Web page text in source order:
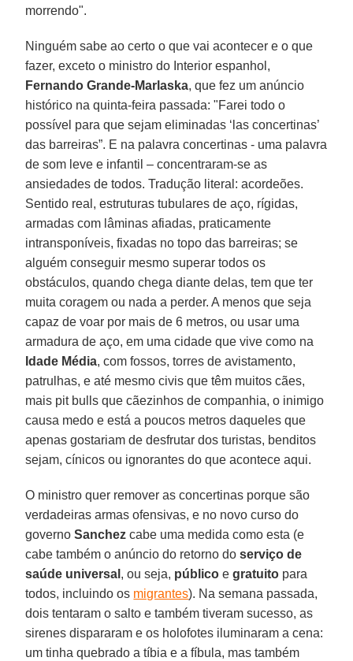
morrendo".
Ninguém sabe ao certo o que vai acontecer e o que
fazer, exceto o ministro do Interior espanhol,
Fernando Grande-Marlaska, que fez um anúncio
histórico na quinta-feira passada: "Farei todo o
possível para que sejam eliminadas ‘las concertinas’
das barreiras”. E na palavra concertinas - uma palavra
de som leve e infantil – concentraram-se as
ansiedades de todos. Tradução literal: acordeões.
Sentido real, estruturas tubulares de aço, rígidas,
armadas com lâminas afiadas, praticamente
intransponíveis, fixadas no topo das barreiras; se
alguém conseguir mesmo superar todos os
obstáculos, quando chega diante delas, tem que ter
muita coragem ou nada a perder. A menos que seja
capaz de voar por mais de 6 metros, ou usar uma
armadura de aço, em uma cidade que vive como na
Idade Média, com fossos, torres de avistamento,
patrulhas, e até mesmo civis que têm muitos cães,
mais pit bulls que cãezinhos de companhia, o inimigo
causa medo e está a poucos metros daqueles que
apenas gostariam de desfrutar dos turistas, benditos
sejam, cínicos ou ignorantes do que acontece aqui.
O ministro quer remover as concertinas porque são
verdadeiras armas ofensivas, e no novo curso do
governoSanchez cabe uma medida como esta (e
cabe também o anúncio do retorno doserviço de
saúde universal , ou seja, público e gratuito para
todos, incluindo os migrantes). Na semana passada,
dois tentaram o salto e também tiveram sucesso, as
sirenes dispararam e os holofotes iluminaram a cena:
um tinha quebrado a tíbia e a fíbula, mas também